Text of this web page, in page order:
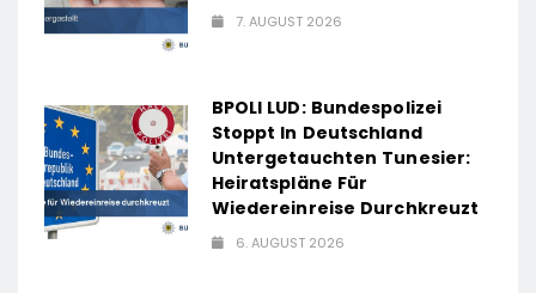
7. AUGUST 2026
BPOLI LUD: Bundespolizei
Stoppt In Deutschland
Untergetauchten Tunesier:
Heiratspläne Für
Wiedereinreise Durchkreuzt
6. AUGUST 2026